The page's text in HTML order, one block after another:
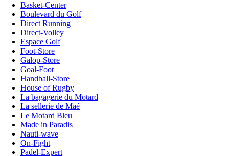
Basket-Center
Boulevard du Golf
Direct Running
Direct-Volley
Espace Golf
Foot-Store
Galop-Store
Goal-Foot
Handball-Store
House of Rugby
La bagagerie du Motard
La sellerie de Maé
Le Motard Bleu
Made in Paradis
Nauti-wave
On-Fight
Padel-Expert